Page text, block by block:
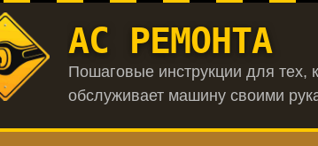
АС РЕМОНТА
Пошаговые инструкции для тех,
обслуживает машину своими